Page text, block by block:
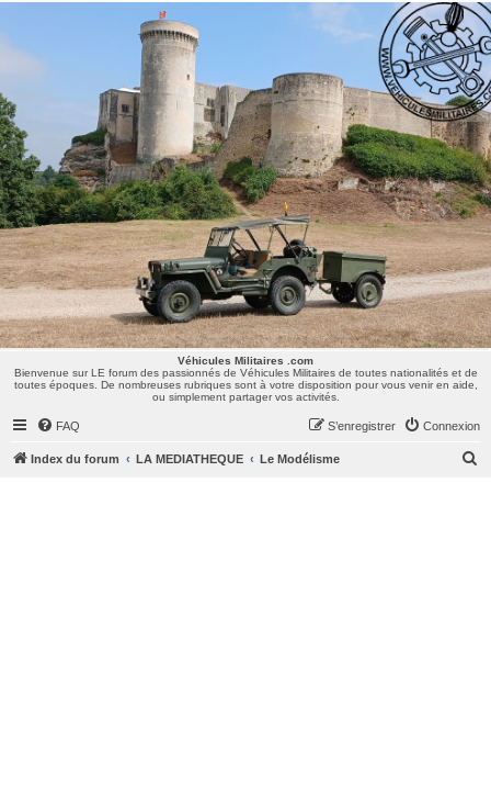
Véhicules Militaires .com
Bienvenue sur LE forum des passionnés de Véhicules Militaires de toutes nationalités et de
toutes époques. De nombreuses rubriques sont à votre disposition pour vous venir en aide,
ou simplement partager vos activités.
Véhicules Militaires .com
Bienvenue sur LE forum des passionnés de Véhicules Militaires de toutes nationalités et de
toutes époques. De nombreuses rubriques sont à votre disposition pour vous venir en aide,
ou simplement partager vos activités.
FAQ Connexion
S’enregistrer
Index du forum LA MEDIATHEQUE Le Modélisme